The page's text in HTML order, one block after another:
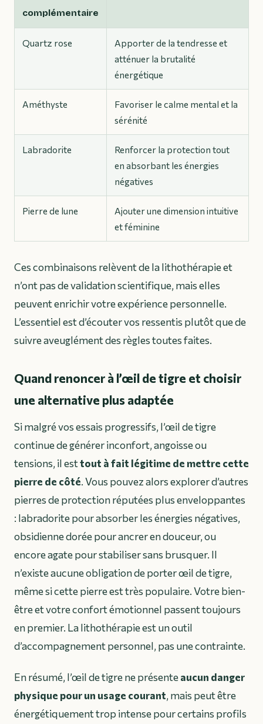
complémentaire
Quartz rose
Apporter de la tendresse et
atténuer la brutalité
énergétique
Améthyste
Favoriser le calme mental et la
sérénité
Labradorite
Renforcer la protection tout
en absorbant les énergies
négatives
Pierre de lune
Ajouter une dimension intuitive
et féminine
Ces combinaisons relèvent de la lithothérapie et
n’ont pas de validation scientifique, mais elles
peuvent enrichir votre expérience personnelle.
L’essentiel est d’écouter vos ressentis plutôt que de
suivre aveuglément des règles toutes faites.
Quand renoncer à l’œil de tigre et choisir
une alternative plus adaptée
Si malgré vos essais progressifs, l’œil de tigre
continue de générer inconfort, angoisse ou
tensions, il esttout à fait légitime de mettre cette
pierre de côté. Vous pouvez alors explorer d’autres
pierres de protection réputées plus enveloppantes
: labradorite pour absorber les énergies négatives,
obsidienne dorée pour ancrer en douceur, ou
encore agate pour stabiliser sans brusquer. Il
n’existe aucune obligation de porter œil de tigre,
même si cette pierre est très populaire. Votre bien-
être et votre confort émotionnel passent toujours
en premier. La lithothérapie est un outil
d’accompagnement personnel, pas une contrainte.
En résumé, l’œil de tigre ne présenteaucun danger
physique pour un usage courant, mais peut être
énergétiquement trop intense pour certains profils